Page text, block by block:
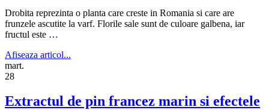
Drobita reprezinta o planta care creste in Romania si care are
frunzele ascutite la varf. Florile sale sunt de culoare galbena, iar
fructul este …
Afiseaza articol...
mart.
28
Extractul de pin francez marin si efectele